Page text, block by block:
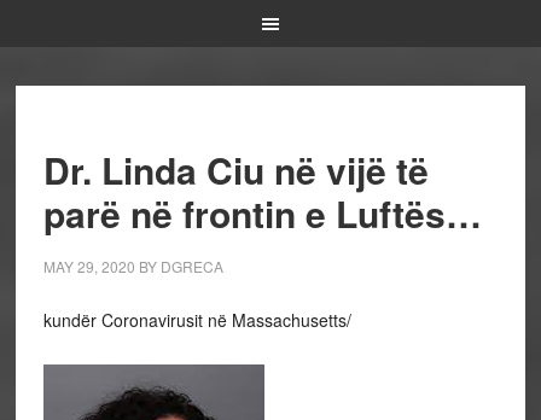
Dr. Linda Ciu në vijë të
parë në frontin e Luftës…
MAY 29, 2020 BY DGRECA
kundër Coronavirusit në Massachusetts/